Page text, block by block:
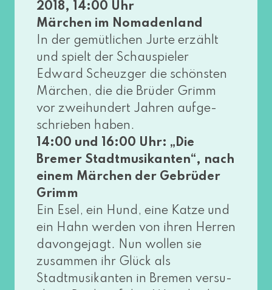
2018, 14:00 Uhr
Märchen im Nomadenland
In der gemüt­li­chen Jurte erzählt
und spielt der Schauspieler
Edward Scheuzger die schöns­ten
Märchen, die die Brüder Grimm
vor zwei­hun­dert Jahren auf­ge­
schrie­ben haben.
14:00 und 16:00 Uhr: „Die
Bremer Stadtmusikanten“, nach
einem Märchen der Gebrüder
Grimm
Ein Esel, ein Hund, eine Katze und
ein Hahn wer­den von ihren Herren
davon­ge­jagt. Nun wol­len sie
zusam­men ihr Glück als
Stadtmusikanten in Bremen ver­su­